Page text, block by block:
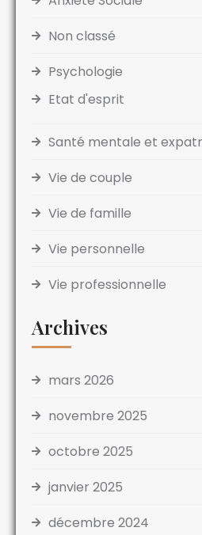
Non classé
Psychologie
Etat d'esprit
Santé mentale et
Vie de couple
Vie de famille
Vie personnelle
Vie professionnelle
Archives
mars 2026
novembre 2025
octobre 2025
janvier 2025
décembre 2024